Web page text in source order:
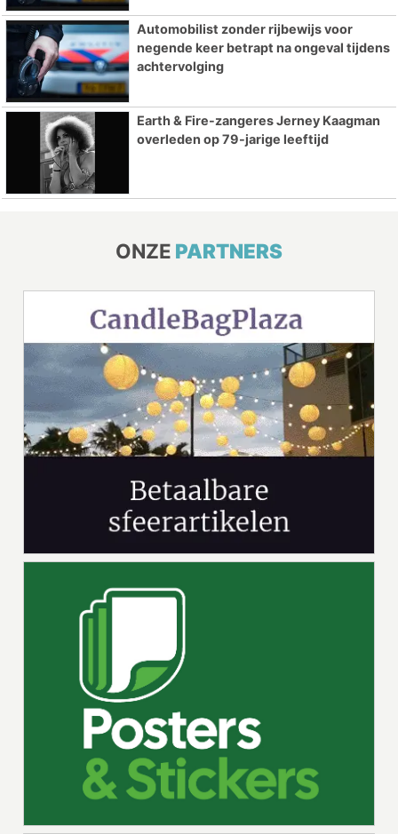
Automobilist zonder rijbewijs voor
negende keer betrapt na ongeval tijdens
achtervolging
Earth & Fire-zangeres Jerney Kaagman
overleden op 79-jarige leeftijd
ONZE PARTNERS